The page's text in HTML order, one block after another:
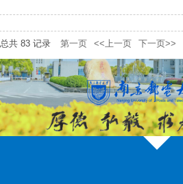
总共 83 记录 第一页 <<上一页 下一页>>